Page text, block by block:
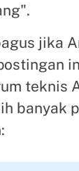
jika
teknis
banyak